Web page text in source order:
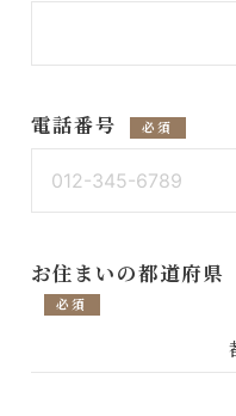
電話番号 必須
お住まいの都道府県
必須